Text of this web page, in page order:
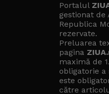
Portalul
gestionat de
Republica
rezervate.
Preluarea
pagina
maximă de
obligatorie
este
către